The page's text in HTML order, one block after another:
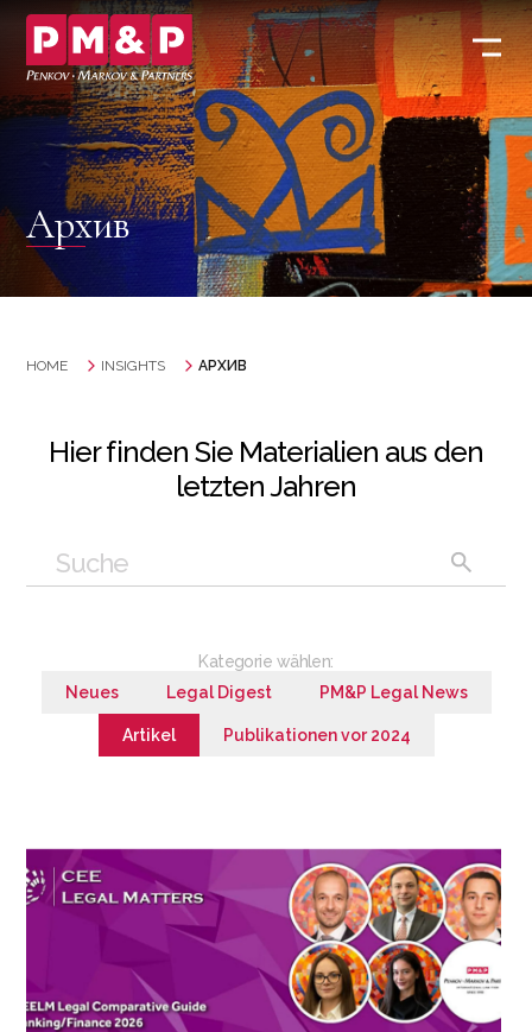
Архив
HOME INSIGHTS АРХИВ
Hier finden Sie Materialien aus den
letzten Jahren
Kategorie wählen:
Neues
Legal Digest PM&P Legal News
Artikel Publikationen vor 2024